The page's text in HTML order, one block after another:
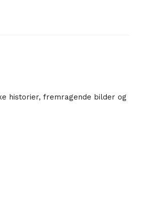
historier, fremragende bilder og